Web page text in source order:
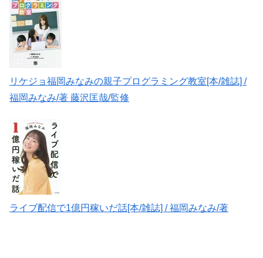
リケジョ福岡みなみの親子プログラミング教室[本/雑誌] /
福岡みなみ/著 藤沢匡哉/監修
ライブ配信で1億円稼いだ話[本/雑誌] / 福岡みなみ/著